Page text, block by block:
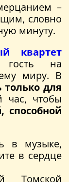
–
словно
минуту.
квартет
на
миру. В
только для
час, чтобы
способной
в музыке,
в сердце
Томской